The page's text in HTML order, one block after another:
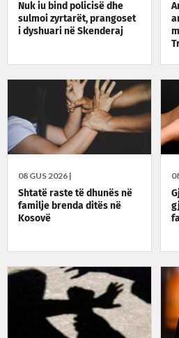
Nuk iu bind policisë dhe
sulmoi zyrtarët, prangoset
i dyshuari në Skenderaj
08 GUS 2026 |
Shtatë raste të dhunës në
familje brenda ditës në
Kosovë